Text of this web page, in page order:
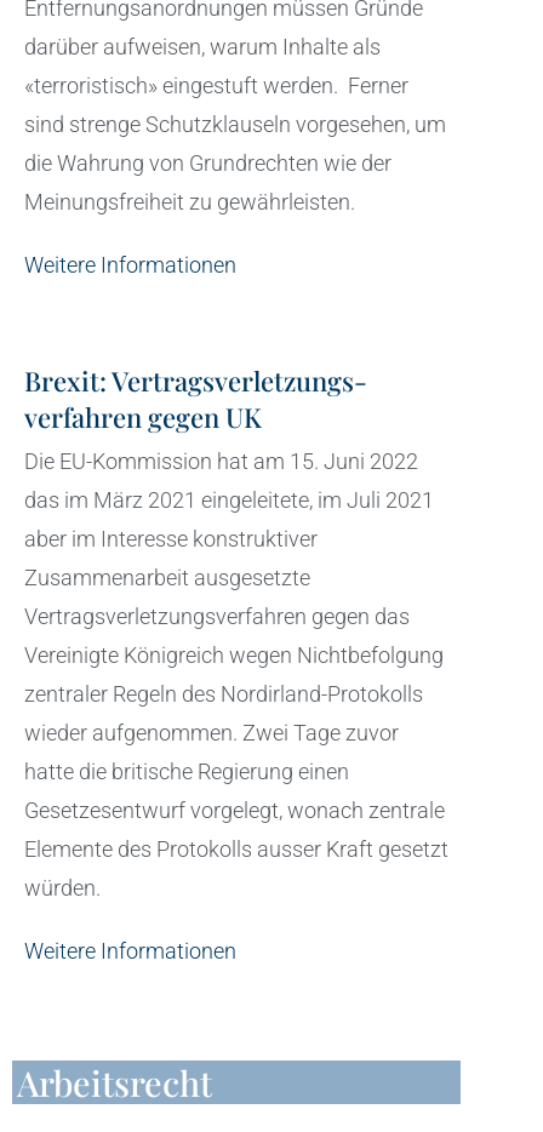
Entfernungsanordnungen müssen Gründe
darüber aufweisen, warum Inhalte als
«terroristisch» eingestuft werden. Ferner
sind strenge Schutzklauseln vorgesehen, um
die Wahrung von Grundrechten wie der
Meinungsfreiheit zu gewährleisten.
Weitere Informationen
Brexit: Vertrags­verletzungs­
verfahren gegen UK
Die EU-Kommission hat am 15. Juni 2022
das im März 2021 eingeleitete, im Juli 2021
aber im Interesse konstruktiver
Zusammenarbeit ausgesetzte
Vertragsverletzungsverfahren gegen das
Vereinigte Königreich wegen Nichtbefolgung
zentraler Regeln des Nordirland-Protokolls
wieder aufgenommen. Zwei Tage zuvor
hatte die britische Regierung einen
Gesetzesentwurf vorgelegt, wonach zentrale
Elemente des Protokolls ausser Kraft gesetzt
würden.
Weitere Informationen
Arbeitsrecht